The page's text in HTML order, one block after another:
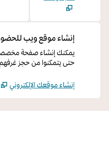
إنشاء موقع ويب
يمكنك إنشاء صفحة مخصصة
حتى يتمكنوا من حجز
إنشاء موقعك الإلكتروني